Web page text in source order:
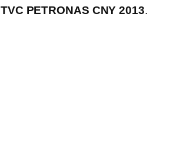
TVC PETRONAS CNY 2013.